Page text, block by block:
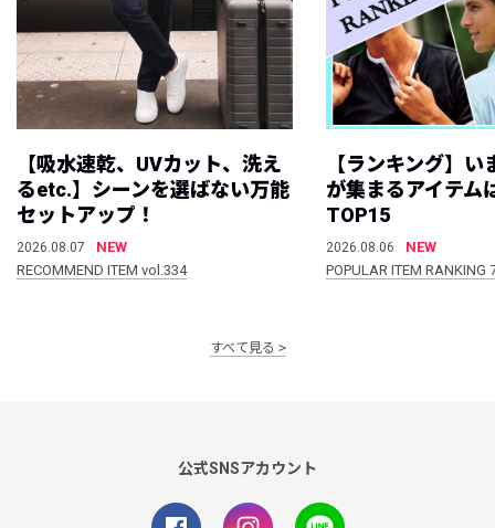
【吸水速乾、UVカット、洗え
るetc.】シーンを選ばない万能
セットアップ！
2026.08.07
NEW
RECOMMEND ITEM vol.334
【ランキング】
が集まるアイテム
TOP15
2026.08.06
NEW
POPULAR ITEM
すべて見る
公式SNSアカウント